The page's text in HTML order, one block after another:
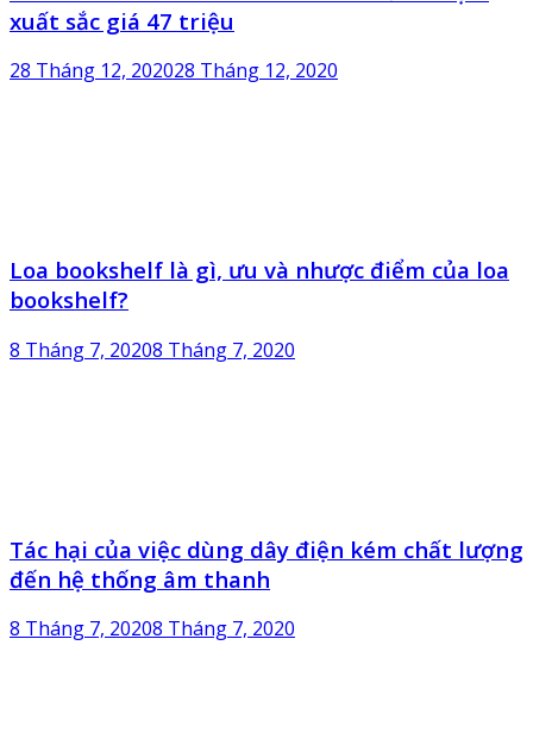
xuất sắc giá 47 triệu
28 Tháng 12, 202028 Tháng 12, 2020
Loa bookshelf là gì, ưu và nhược điểm của loa
bookshelf?
8 Tháng 7, 20208 Tháng 7, 2020
Tác hại của việc dùng dây điện kém chất lượng
đến hệ thống âm thanh
8 Tháng 7, 20208 Tháng 7, 2020